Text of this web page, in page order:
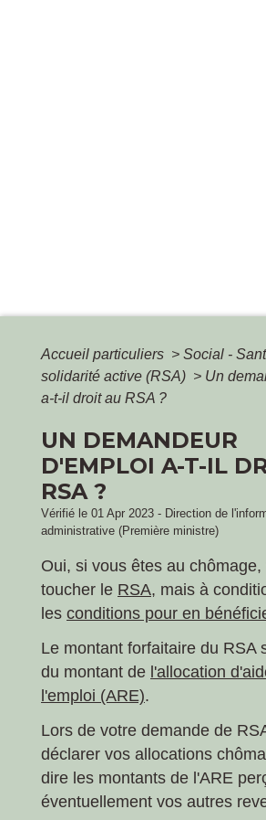
Accueil particuliers > Social -
solidarité active (RSA) > Un
a-t-il droit au RSA ?
UN DEMANDEUR
D'EMPLOI A-T-IL
RSA ?
Vérifié le 01 Apr 2023 - Direction de
administrative (Première ministre)
Oui, si vous êtes au
toucher le RSA, mais à
les conditions pour en
Le montant forfaitaire du RSA
du montant de l'allocation
l'emploi (ARE).
Lors de votre demande de
déclarer vos allocations
dire les montants de l'ARE
éventuellement vos autres